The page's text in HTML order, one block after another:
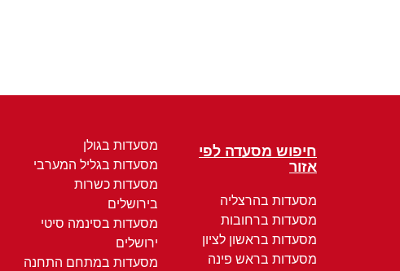
חיפוש מסעדה לפי
אזור
מסעדות בהרצליה
מסעדות ברחובות
מסעדות בראשון לציון
מסעדות בראש פינה
מסעדות בגולן
מסעדות בגליל המערבי
מסעדות כשרות
בירושלים
מסעדות בסינמה סיטי
ירושלים
מסעדות במתחם התחנה